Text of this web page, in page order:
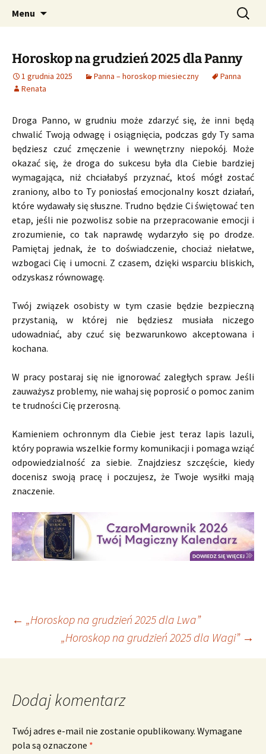
CzaroMarowy horoskop
dzienny, miesięczny i
tygodniowy
Profesjonalne przepowiednie astrologiczne
Menu Szukaj:
Horoskop na grudzień 2025 dla Panny
1 grudnia 2025 Panna – horoskop miesieczny
Panna
Renata
Droga Panno, w grudniu może zdarzyć się, że inni będą
chwalić Twoją odwagę i osiągnięcia, podczas gdy Ty sama
będziesz czuć zmęczenie i wewnętrzny niepokój. Może
okazać się, że droga do sukcesu była dla Ciebie bardziej
wymagająca, niż chciałabyś przyznać, ktoś mógł zostać
zraniony, albo to Ty poniosłaś emocjonalny koszt działań,
które wydawały się słuszne. Trudno będzie Ci świętować ten
etap, jeśli nie pozwolisz sobie na przepracowanie emocji i
zrozumienie, co tak naprawdę wydarzyło się po drodze.
Pamiętaj jednak, że to doświadczenie, chociaż niełatwe,
wzbogaci Cię i umocni. Z czasem, dzięki wsparciu bliskich,
odzyskasz równowagę.
Twój związek osobisty w tym czasie będzie bezpieczną
przystanią, w której nie będziesz musiała niczego
udowadniać, aby czuć się bezwarunkowo akceptowana i
kochana.
W pracy postaraj się nie ignorować zaległych spraw. Jeśli
zauważysz problemy, nie wahaj się poprosić o pomoc zanim
te trudności Cię przerosną.
Kamieniem ochronnym dla Ciebie jest teraz lapis lazuli,
który poprawia wszelkie formy komunikacji i pomaga wziąć
odpowiedzialność za siebie. Znajdziesz szczęście, kiedy
docenisz swoją pracę i poczujesz, że Twoje wysiłki mają
znaczenie.
Nawigacja
wpisu
← „Horoskop na grudzień 2025 dla Lwa”
„Horoskop na grudzień 2025 dla Wagi” →
Dodaj komentarz
Twój adres e-mail nie zostanie opublikowany. Wymagane
pola są oznaczone *